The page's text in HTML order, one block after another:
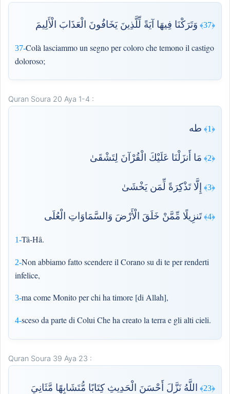
﴿37﴾ وَتَرَكْنَا فِيهَا آيَةً لِّلَّذِينَ يَخَافُونَ الْعَذَابَ الْأَلِيمَ
37-Colà lasciammo un segno per coloro che temono il castigo
doloroso;
Quran Soura 20 Aya 1-4 :
﴿1﴾ طه
1-Tâ-Hâ.
﴿2﴾ مَا أَنزَلْنَا عَلَيْكَ الْقُرْآنَ لِتَشْقَىٰ
2-Non abbiamo fatto scendere il Corano su di te per renderti
infelice,
﴿3﴾ إِلَّا تَذْكِرَةً لِّمَن يَخْشَىٰ
3-ma come Monito per chi ha timore [di Allah],
﴿4﴾ تَنزِيلًا مِّمَّنْ خَلَقَ الْأَرْضَ وَالسَّمَاوَاتِ الْعُلَى
4-sceso da parte di Colui Che ha creato la terra e gli alti cieli.
Quran Soura 39 Aya 23 :
﴿23﴾ اللَّهُ نَزَّلَ أَحْسَنَ الْحَدِيثِ كِتَابًا مُّتَشَابِهًا مَّثَانِيَ